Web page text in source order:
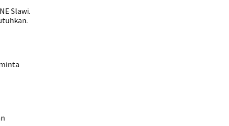
Slawi.